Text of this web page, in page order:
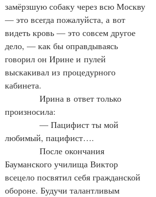
замёрзшую собаку через всю Москву
— это всегда пожалуйста, а вот
видеть кровь — это совсем другое
дело, — как бы оправдываясь
говорил он Ирине и пулей
выскакивал из процедурного
кабинета.
Ирина в ответ только
произносила:
— Пацифист ты мой
любимый, пацифист….
После окончания
Бауманского училища Виктор
всецело посвятил себя гражданской
обороне. Будучи талантливым